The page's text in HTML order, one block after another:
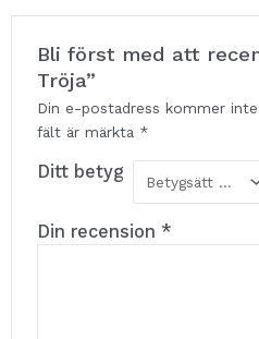
Bli först med att
Tröja”
Din e-postadress kommer
fält är märkta *
Ditt betyg
Din recension *